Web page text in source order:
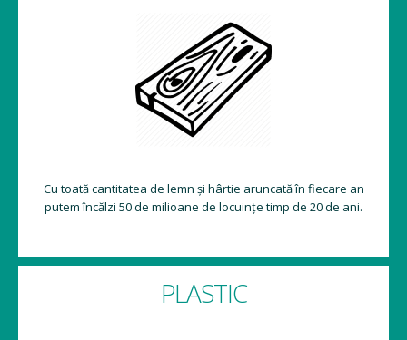
Cu toată cantitatea de lemn și hârtie aruncată în fiecare an
putem încălzi 50 de milioane de locuințe timp de 20 de ani.
PLASTIC